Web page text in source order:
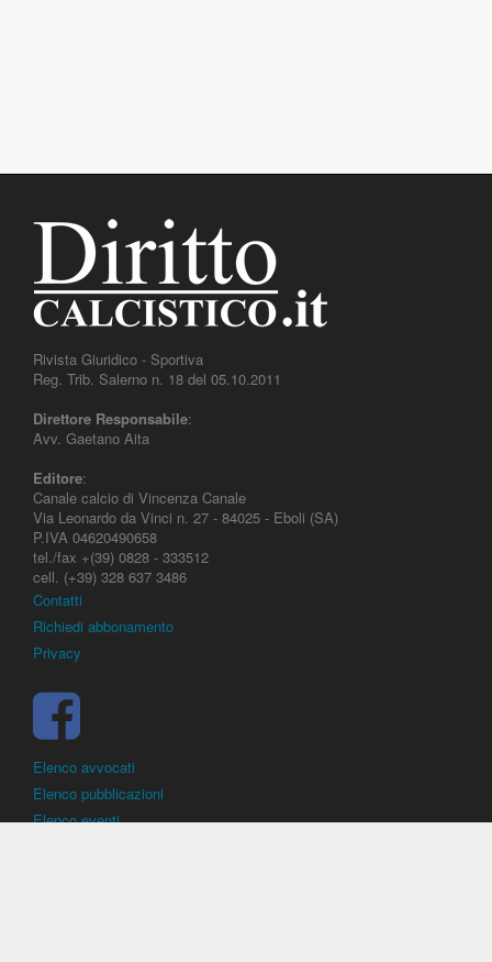
Rivista Giuridico - Sportiva
Reg. Trib. Salerno n. 18 del 05.10.2011
Direttore Responsabile:
Avv. Gaetano Aita
Editore:
Canale calcio di Vincenza Canale
Via Leonardo da Vinci n. 27 - 84025 - Eboli (SA)
P.IVA 04620490658
tel./fax +(39) 0828 - 333512
cell. (+39) 328 637 3486
Contatti
Richiedi abbonamento
Privacy
Elenco avvocati
Elenco pubblicazioni
Elenco eventi